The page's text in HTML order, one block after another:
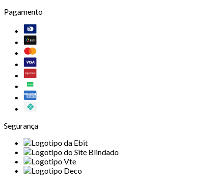
Pagamento
Segurança